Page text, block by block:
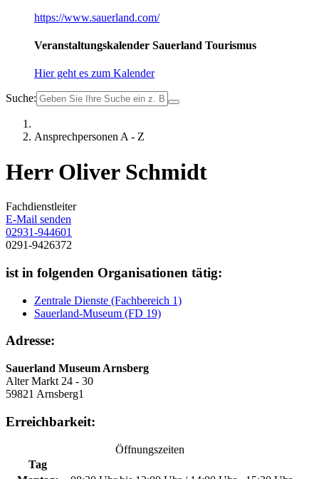
https://www.sauerland.com/
Veranstaltungskalender Sauerland Tourismus
Hier geht es zum Kalender
Suche:
Ansprechpersonen A - Z
Herr Oliver Schmidt
Fachdienstleiter
E-Mail senden
02931-944601
0291-9426372
ist in folgenden Organisationen tätig:
Zentrale Dienste (Fachbereich 1)
Sauerland-Museum (FD 19)
Adresse:
Sauerland Museum Arnsberg
Alter Markt 24 - 30
59821 Arnsberg1
Erreichbarkeit:
Öffnungszeiten
Tag